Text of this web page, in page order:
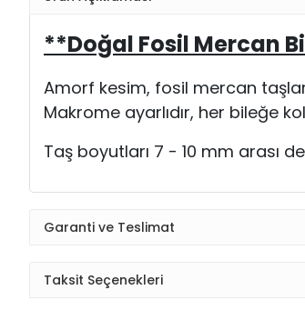
**Doğal Fosil Mercan
Amorf kesim, fosil mercan
Makrome ayarlıdır, her bileğe
Taş boyutları 7 - 10 mm arası
Garanti ve Teslimat
Taksit Seçenekleri